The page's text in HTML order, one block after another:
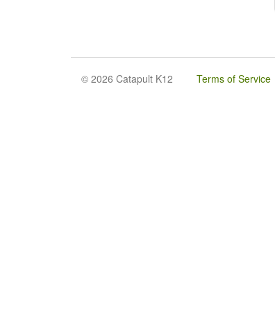
© 2026 Catapult K12 Terms of Service